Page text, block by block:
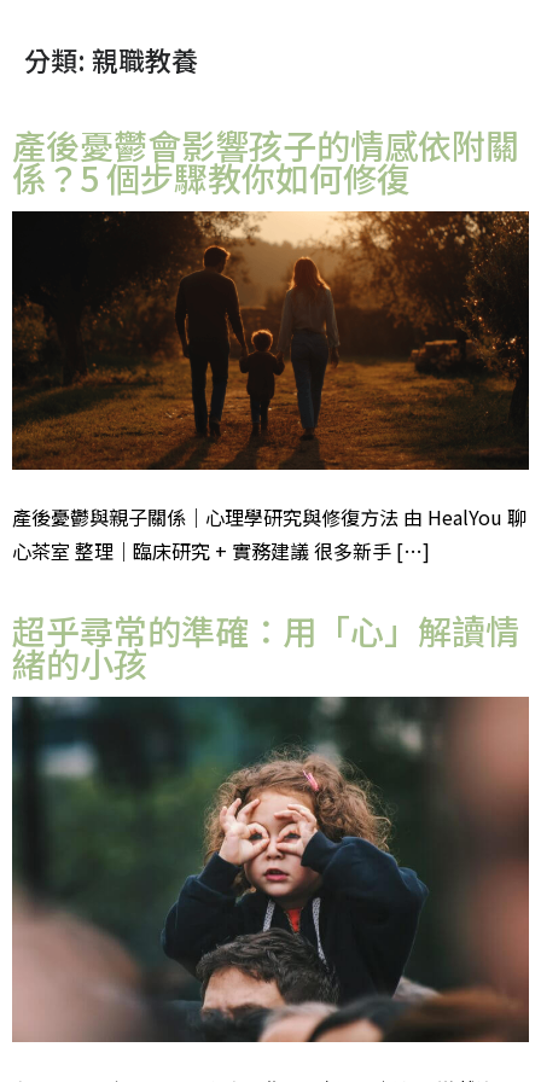
分類: 親職教養
產後憂鬱會影響孩子的情感依附關
係？5 個步驟教你如何修復
產後憂鬱與親子關係｜心理學研究與修復方法 由 HealYou 聊
心茶室 整理｜臨床研究 + 實務建議 很多新手 […]
超乎尋常的準確：用「心」解讀情
緒的小孩